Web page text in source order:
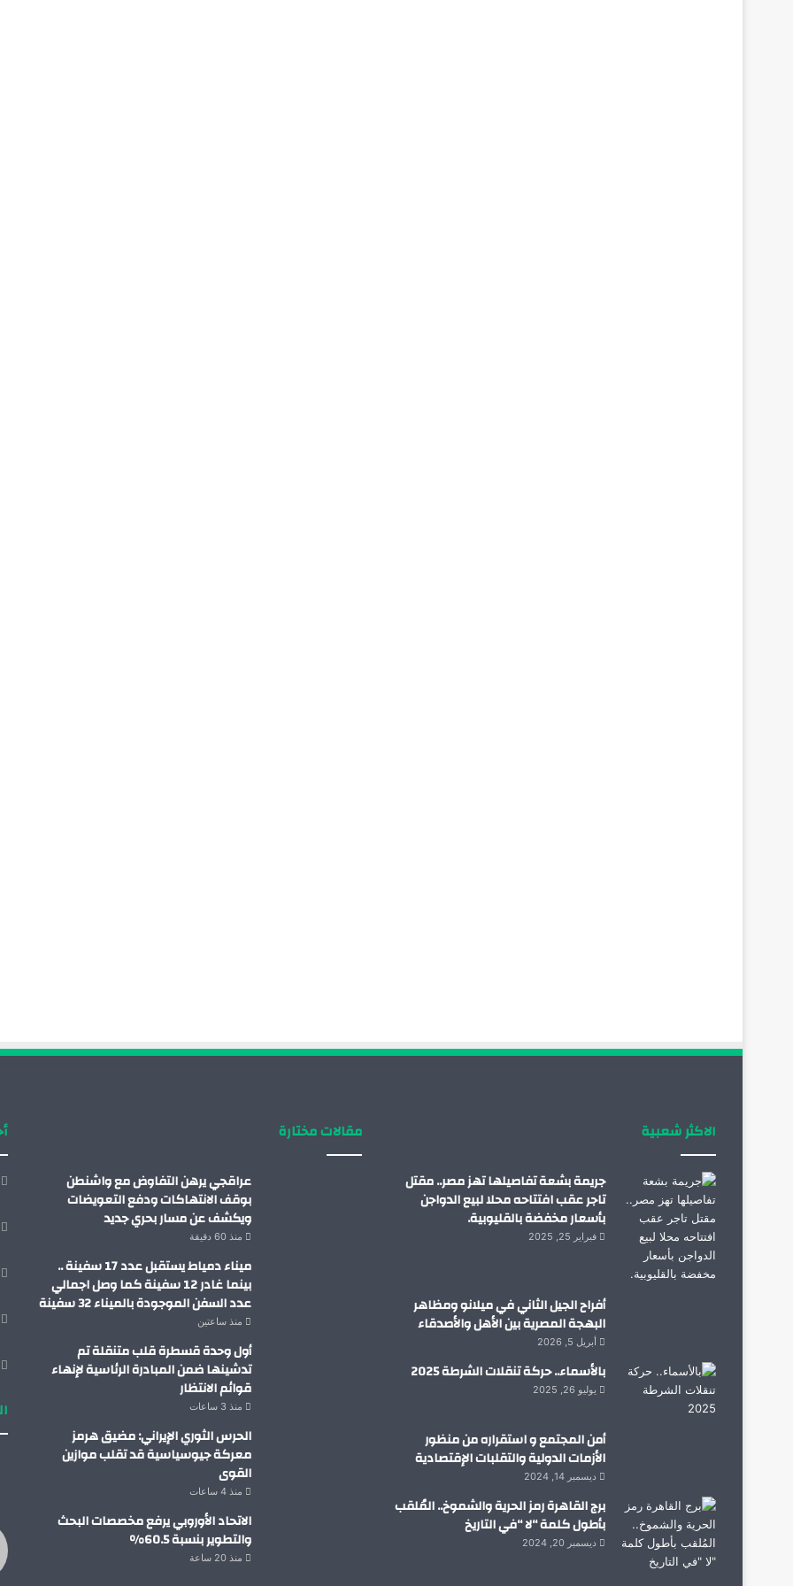
الاكثر شعبية
جريمة بشعة تفاصيلها تهز مصر.. مقتل
تاجر عقب افتتاحه محلا لبيع الدواجن
بأسعار مخفضة بالقليوبية.
فبراير 25, 2025
أفراح الجيل الثاني في ميلانو ومظاهر
البهجة المصرية بين الأهل والأصدقاء
أبريل 5, 2026
بالأسماء.. حركة تنقلات الشرطة 2025
يوليو 26, 2025
أمن المجتمع و استقراره من منظور
الأزمات الدولية والتقلبات الإقتصادية
ديسمبر 14, 2024
برج القاهرة رمز الحرية والشموخ.. المُلقب
بأطول كلمة “لا “في التاريخ
ديسمبر 20, 2024
مقالات مختارة
عراقجي يرهن التفاوض مع واشنطن
بوقف الانتهاكات ودفع التعويضات
ويكشف عن مسار بحري جديد
منذ 60 دقيقة
ميناء دمياط يستقبل عدد 17 سفينة ..
بينما غادر 12 سفينة كما وصل اجمالي
عدد السفن الموجودة بالميناء 32 سفينة
منذ ساعتين
أول وحدة قسطرة قلب متنقلة تم
تدشينها ضمن المبادرة الرئاسية لإنهاء
قوائم الانتظار
منذ 3 ساعات
الحرس الثوري الإيراني: مضيق هرمز
معركة جيوسياسية قد تقلب موازين
القوى
منذ 4 ساعات
الاتحاد الأوروبي يرفع مخصصات البحث
والتطوير بنسبة 60.5%
منذ 20 ساعة